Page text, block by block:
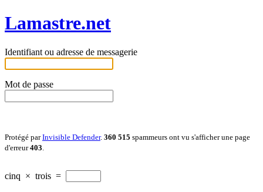
Lamastre.net
Identifiant ou adresse de messagerie
Mot de passe
Protégé parInvisible Defender. 360 515 spammeurs ont vu s'afficher une page
d'erreur403
cinq × trois =